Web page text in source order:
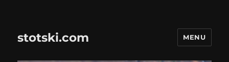
stotski.com MENU